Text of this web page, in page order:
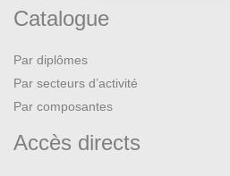
Catalogue
Par diplômes
Par secteurs d’activité
Par composantes
Accès directs